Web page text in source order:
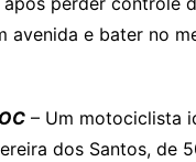
– Um motociclista
dos Santos, de